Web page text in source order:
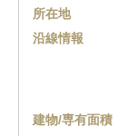
所在地
沿線情報
建物/専有面積